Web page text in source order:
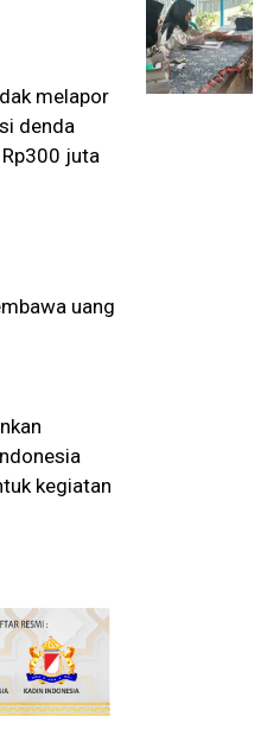
melapor
denda
juta
uang
kegiatan